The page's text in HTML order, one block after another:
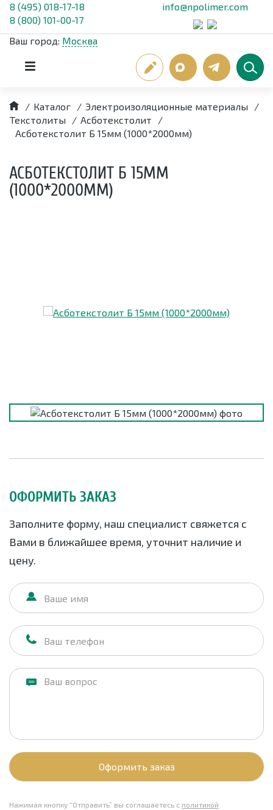
8 (495) 018-17-18
8 (800) 101-00-17
info@npolimer.com
Ваш город: Москва
/ Каталог / Электроизоляционные материалы
/
Текстолиты
/ Асботекстолит
/
Асботекстолит Б 15мм (1000*2000мм)
АСБОТЕКСТОЛИТ Б 15ММ
(1000*2000ММ)
ОФОРМИТЬ ЗАКАЗ
Заполните форму, наш специалист свяжется с
Вами в ближайшее время, уточнит наличие и
цену.
Оформить заказ
Нажимая кнопку “Отправить” вы соглашаетесь с политикой